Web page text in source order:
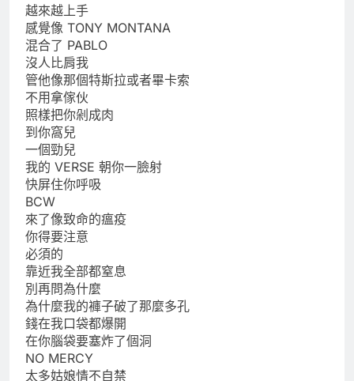
越來越上手
感覺像 TONY MONTANA
混合了 PABLO
沒人比肩我
管他像那個特斯拉或者畢卡索
不用拿傢伙
照樣把你剁成肉
到你窩兒
一個勁兒
我的 VERSE 朝你一臉射
快屏住你呼吸
BCW
來了像致命的瘟疫
你得要注意
必須的
靠近我全部都窒息
別再問為什麼
為什麼我的褲子破了那麼多孔
錢在我口袋都爆開
在你腦袋要塞炸了個洞
NO MERCY
太多姑娘情不自禁